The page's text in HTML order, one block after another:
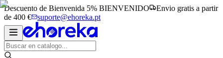
Descuento de Bienvenida 5% BIENVENIDO
Envio gratis a partir
de 400 €
suporte@ehoreka.pt